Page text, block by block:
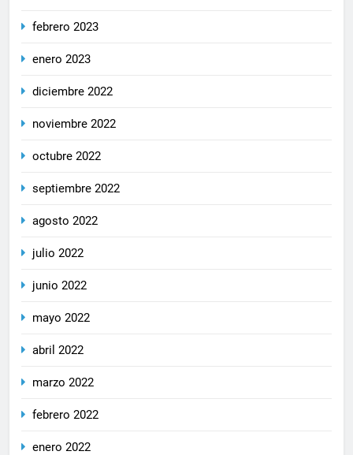
febrero 2023
enero 2023
diciembre 2022
noviembre 2022
octubre 2022
septiembre 2022
agosto 2022
julio 2022
junio 2022
mayo 2022
abril 2022
marzo 2022
febrero 2022
enero 2022